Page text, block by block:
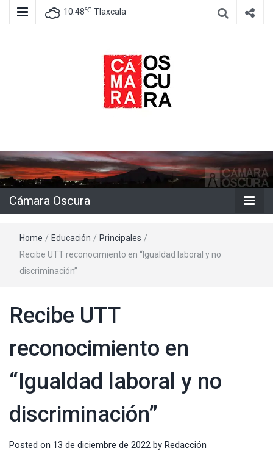
10.48℃ Tlaxcala
Cámara
Oscura
Cámara Oscura
Home / Educación / Principales /
Recibe UTT reconocimiento en “Igualdad laboral y no
discriminación”
Recibe UTT
reconocimiento en
“Igualdad laboral y no
discriminación”
Posted on 13 de diciembre de 2022 by Redacción